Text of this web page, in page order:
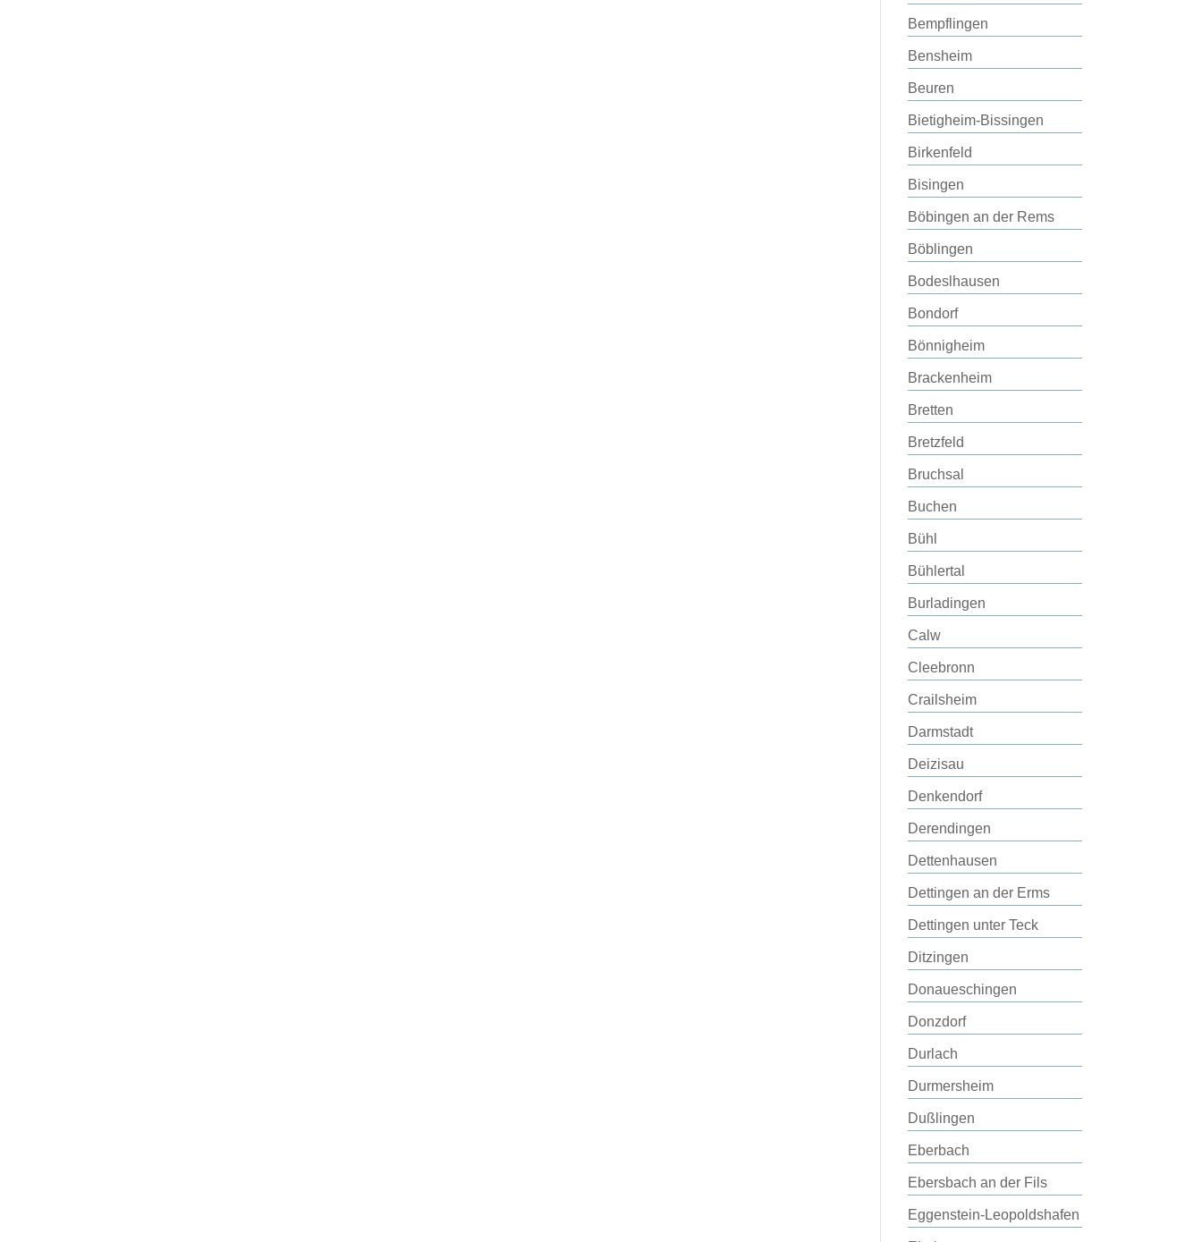
Bempflingen
Bensheim
Beuren
Bietigheim-Bissingen
Birkenfeld
Bisingen
Böbingen an der Rems
Böblingen
Bodeslhausen
Bondorf
Bönnigheim
Brackenheim
Bretten
Bretzfeld
Bruchsal
Buchen
Bühl
Bühlertal
Burladingen
Calw
Cleebronn
Crailsheim
Darmstadt
Deizisau
Denkendorf
Derendingen
Dettenhausen
Dettingen an der Erms
Dettingen unter Teck
Ditzingen
Donaueschingen
Donzdorf
Durlach
Durmersheim
Dußlingen
Eberbach
Ebersbach an der Fils
Eggenstein-Leopoldshafen